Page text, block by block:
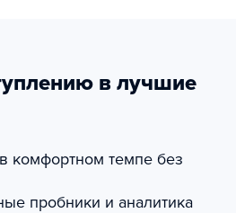
в лучшие
комфортном темпе без
пробники и аналитика